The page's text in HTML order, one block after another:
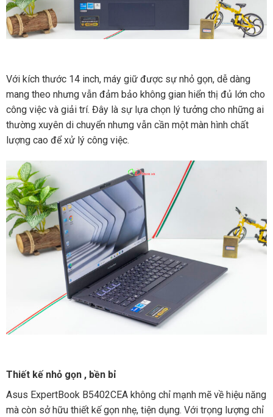
Với kích thước 14 inch, máy giữ được sự nhỏ gọn, dễ dàng
mang theo nhưng vẫn đảm bảo không gian hiển thị đủ lớn cho
công việc và giải trí. Đây là sự lựa chọn lý tưởng cho những ai
thường xuyên di chuyển nhưng vẫn cần một màn hình chất
lượng cao để xử lý công việc.
Thiết kế nhỏ gọn , bền bỉ
Asus ExpertBook B5402CEA không chỉ mạnh mẽ về hiệu năng
mà còn sở hữu thiết kế gọn nhẹ, tiện dụng. Với trọng lượng chỉ